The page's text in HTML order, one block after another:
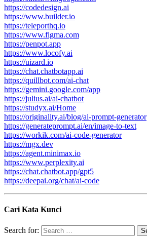
https://codedesign.ai
https://www.builder.io
https://teleporthq.io
https://www.figma.com
https://penpot.app
https://www.locofy.ai
https://uizard.io
https://chat.chatbotapp.ai
https://quillbot.com/ai-chat
https://gemini.google.com/app
https://julius.ai/ai-chatbot
https://studyx.ai/Home
https://originality.ai/blog/ai-prompt-generator
https://generateprompt.ai/en/image-to-text
https://workik.com/ai-code-generator
https://mgx.dev
https://agent.minimax.io
https://www.perplexity.ai
https://chat.chatbot.app/gpt5
https://deepai.org/chat/ai-code
Cari Kata Kunci
Search for: